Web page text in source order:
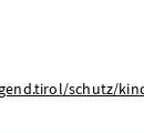
schutz/